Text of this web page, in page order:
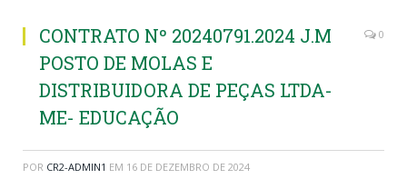
CONTRATO Nº 20240791.2024 J.M
POSTO DE MOLAS E
DISTRIBUIDORA DE PEÇAS LTDA-
ME- EDUCAÇÃO
0
POR CR2-ADMIN1 EM 16 DE DEZEMBRO DE 2024